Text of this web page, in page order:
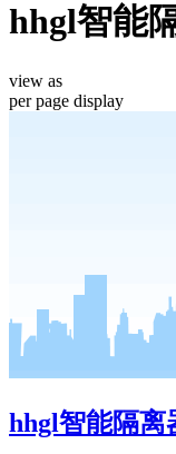
hhgl智能
view as
per page display
hhgl智能隔离